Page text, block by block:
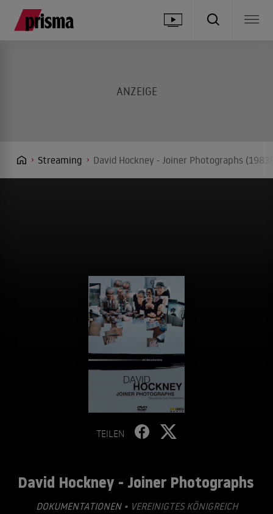
Streaming David Hockney - Joiner Photographs
TEILEN
David Hockney - Joiner Photographs
DOKUMENTATIONEN• VEREINIGTES KÖNIGREICH